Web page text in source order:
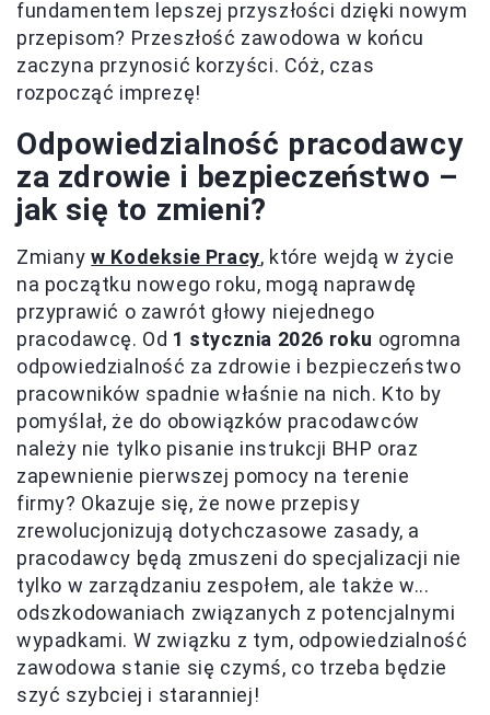
fundamentem lepszej przyszłości dzięki nowym
przepisom? Przeszłość zawodowa w końcu
zaczyna przynosić korzyści. Cóż, czas
rozpocząć imprezę!
Odpowiedzialność pracodawcy
za zdrowie i bezpieczeństwo –
jak się to zmieni?
Zmianyw Kodeksie Pracy, które wejdą w życie
na początku nowego roku, mogą naprawdę
przyprawić o zawrót głowy niejednego
pracodawcę. Od 1 stycznia 2026 roku ogromna
odpowiedzialność za zdrowie i bezpieczeństwo
pracowników spadnie właśnie na nich. Kto by
pomyślał, że do obowiązków pracodawców
należy nie tylko pisanie instrukcji BHP oraz
zapewnienie pierwszej pomocy na terenie
firmy? Okazuje się, że nowe przepisy
zrewolucjonizują dotychczasowe zasady, a
pracodawcy będą zmuszeni do specjalizacji nie
tylko w zarządzaniu zespołem, ale także w...
odszkodowaniach związanych z potencjalnymi
wypadkami. W związku z tym, odpowiedzialność
zawodowa stanie się czymś, co trzeba będzie
szyć szybciej i staranniej!